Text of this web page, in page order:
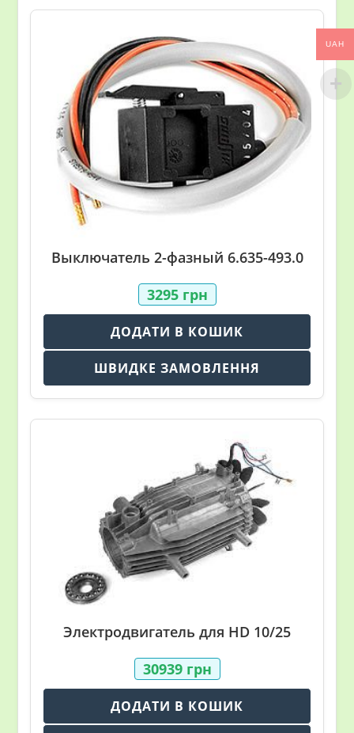
Выключатель 2-фазный 6.635-493.0
3295 грн
ДОДАТИ В КОШИК
ШВИДКЕ ЗАМОВЛЕННЯ
Электродвигатель для HD 10/25
30939 грн
ДОДАТИ В КОШИК
UAH